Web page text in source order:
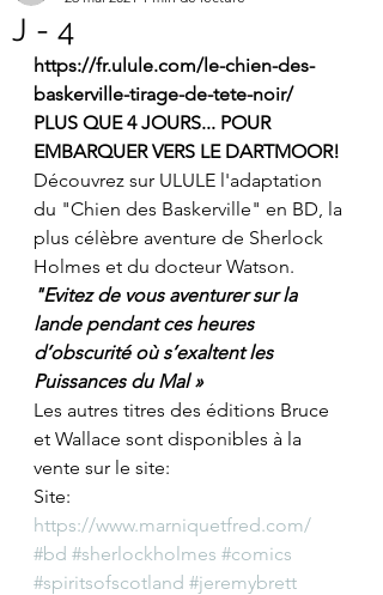
J - 4
https://fr.ulule.com/le-chien-des-
baskerville-tirage-de-tete-noir/
PLUS QUE 4 JOURS... POUR
EMBARQUER VERS LE DARTMOOR!
Découvrez sur ULULE l'adaptation
du "Chien des Baskerville" en BD, la
plus célèbre aventure de Sherlock
Holmes et du docteur Watson.
"Evitez de vous aventurer sur la
lande pendant ces heures
d’obscurité où s’exaltent les
Puissances du Mal »
Les autres titres des éditions Bruce
et Wallace sont disponibles à la
vente sur le site:
Site:
https://www.marniquetfred.com/
#bd #sherlockholmes #comics
#spiritsofscotland #jeremybrett